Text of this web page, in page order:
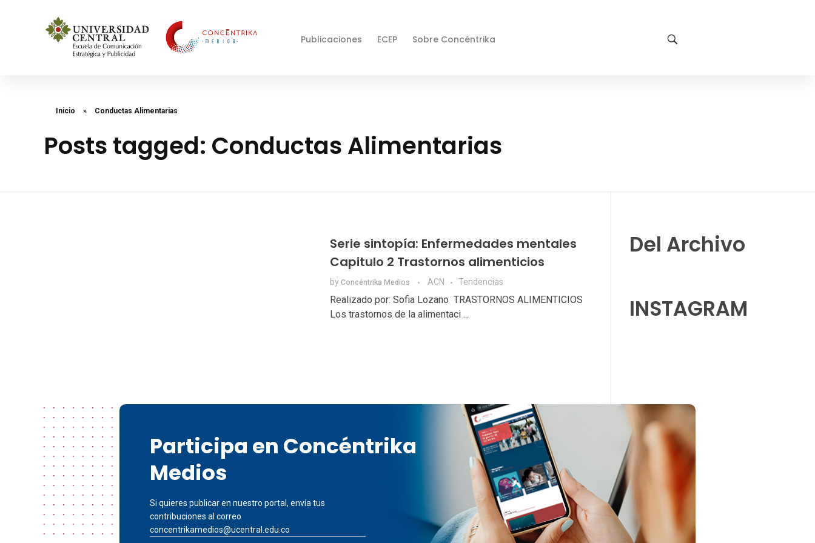
Publicaciones ECEP Sobre Concéntrika
Inicio » Conductas Alimentarias
Posts tagged: Conductas Alimentarias
Serie sintopía: Enfermedades mentales
Capitulo 2 Trastornos alimenticios
by Concéntrika Medios ACN Tendencias
Realizado por: Sofia Lozano TRASTORNOS ALIMENTICIOS
Los trastornos de la alimentaci ...
Del Archivo
INSTAGRAM
Participa en Concéntrika
Medios
Si quieres publicar en nuestro portal, envía tus
contribuciones al correo
concentrikamedios@ucentral.edu.co